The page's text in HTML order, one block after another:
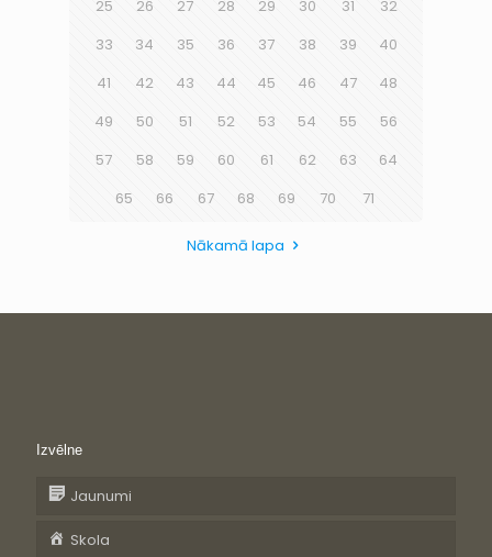
25
26 27 28 29 30 31
32
33
34 35 36 37 38 39
40
41
42 43 44 45 46 47
48
49
50 51 52 53 54 55
56
57
58 59 60 61 62 63
64
65
66 67 68 69 70 71
Nākamā lapa
Izvēlne
Jaunumi
Skola